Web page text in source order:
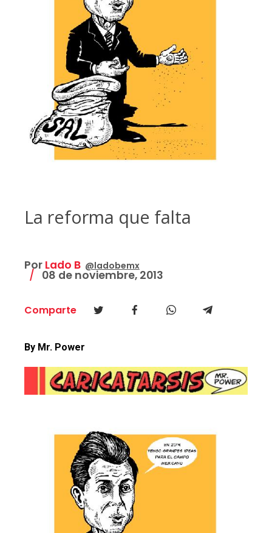
La reforma que falta
Por Lado B @ladobemx
08 de noviembre, 2013
Comparte
By Mr. Power